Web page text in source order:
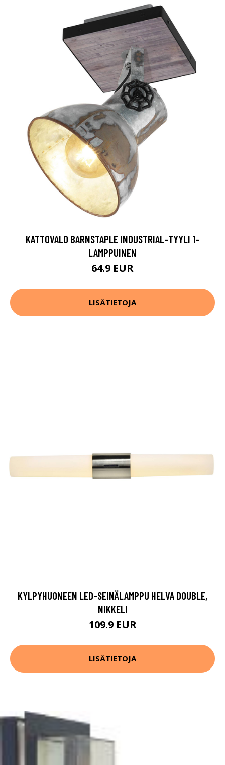
KATTOVALO BARNSTAPLE INDUSTRIAL-TYYLI 1-
LAMPPUINEN
64.9 EUR
LISÄTIETOJA
KYLPYHUONEEN LED-SEINÄLAMPPU HELVA DOUBLE,
NIKKELI
109.9 EUR
LISÄTIETOJA